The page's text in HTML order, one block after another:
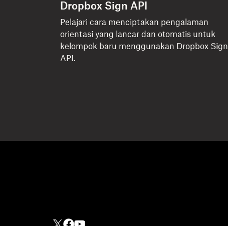
Dropbox Sign API
Pelajari cara menciptakan pengalaman
orientasi yang lancar dan otomatis untuk
kelompok baru menggunakan Dropbox Sign
API.